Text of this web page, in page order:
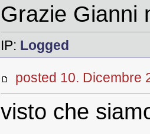
Grazie Gianni
IP: Logged
posted 10.
visto che